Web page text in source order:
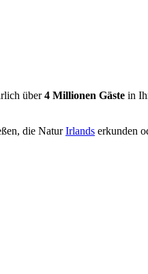
über4 Millionen Gäste in
die NaturIrlands erkunden